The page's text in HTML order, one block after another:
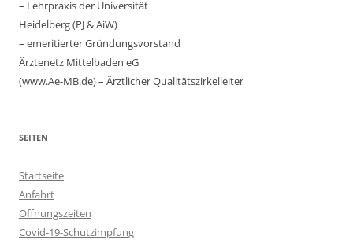
– Lehrpraxis der Universität
Heidelberg (PJ & AiW)
– emeritierter Gründungsvorstand
Ärztenetz Mittelbaden eG
(www.Ae-MB.de) – Ärztlicher Qualitätszirkelleiter
SEITEN
Startseite
Anfahrt
Öffnungszeiten
Covid-19-Schutzimpfung